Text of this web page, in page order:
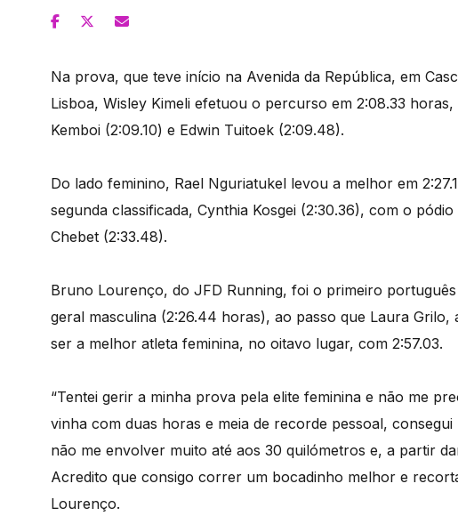
Na prova, que teve início na Avenida da República, em
Lisboa, Wisley Kimeli efetuou o percurso em 2:08.33
Kemboi (2:09.10) e Edwin Tuitoek (2:09.48).
Do lado feminino, Rael Nguriatukel levou a melhor em
segunda classificada, Cynthia Kosgei (2:30.36), com o
Chebet (2:33.48).
Bruno Lourenço, do JFD Running, foi o primeiro
geral masculina (2:26.44 horas), ao passo que Laura
ser a melhor atleta feminina, no oitavo lugar, com 2:57.03.
“Tentei gerir a minha prova pela elite feminina e não me
vinha com duas horas e meia de recorde pessoal,
não me envolver muito até aos 30 quilómetros e, a partir
Acredito que consigo correr um bocadinho melhor e
Lourenço.